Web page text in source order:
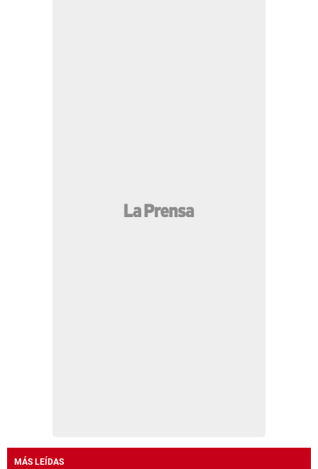
MÁS LEÍDAS